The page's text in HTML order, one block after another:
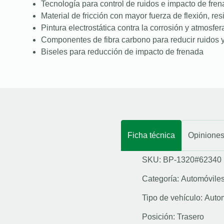
Tecnología para control de ruidos e impacto de
Material de fricción con mayor fuerza de flexión,
Pintura electrostática contra la corrosión y
Componentes de fibra carbono para reducir ruidos
Biseles para reducción de impacto de frenada
Ficha técnica Opiniones
SKU: BP-1320#62340
Categoría:
Tipo de vehículo:
Posición: Trasero